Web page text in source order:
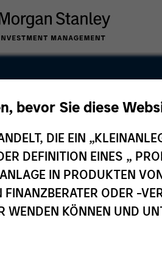
bevor Sie diese
DIE EIN
DEFINITION EINES „
IN PRODUKTEN
ODER -
KÖNNEN UND